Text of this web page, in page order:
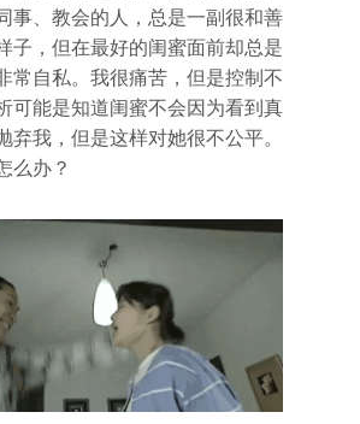
事、教会的人，总是一副很和善
子，但在最好的闺蜜面前却总是
常自私。我很痛苦，但是控制不
可能是知道闺蜜不会因为看到真
弃我，但是这样对她很不公平。
么办？